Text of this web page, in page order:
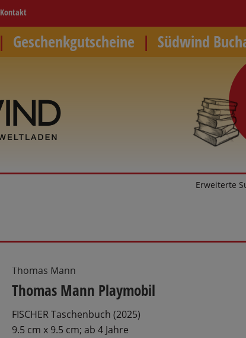
Kontakt
Geschenkgutscheine Südwind
Erweiterte
Thomas Mann
Thomas Mann Playmobil
FISCHER Taschenbuch (2025)
9.5 cm x 9.5 cm; ab 4 Jahre